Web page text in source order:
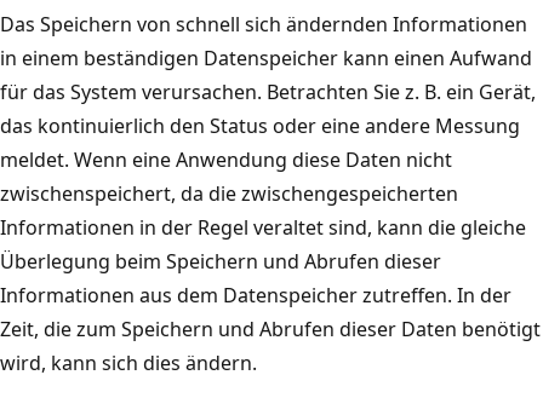
i
n
g
r
o
ß
e
r
K
r
e
y
l
i
n
d
e
r
d
a
r
g
Das Speichern von schnell sich ändernden Informationen
in einem beständigen Datenspeicher kann einen Aufwand
für das System verursachen. Betrachten Sie z. B. ein Gerät,
das kontinuierlich den Status oder eine andere Messung
meldet. Wenn eine Anwendung diese Daten nicht
zwischenspeichert, da die zwischengespeicherten
Informationen in der Regel veraltet sind, kann die gleiche
Überlegung beim Speichern und Abrufen dieser
Informationen aus dem Datenspeicher zutreffen. In der
Zeit, die zum Speichern und Abrufen dieser Daten benötigt
wird, kann sich dies ändern.